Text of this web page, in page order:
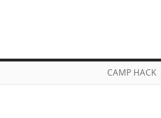
CAMP HACK